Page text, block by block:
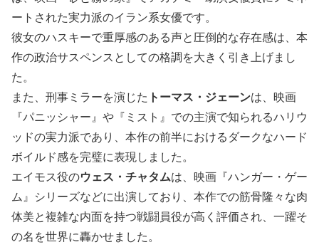
ートされた実力派のイラン系女優です。
彼女のハスキーで重厚感のある声と圧倒的な存在感は、本
作の政治サスペンスとしての格調を大きく引き上げまし
た。
また、刑事ミラーを演じた トーマス・ジェーンは、映画
『パニッシャー』や『ミスト』での主演で知られるハリウ
ッドの実力派であり、本作の前半におけるダークなハード
ボイルド感を完璧に表現しました。
エイモス役のウェス・チャタムは、映画『ハンガー・ゲー
ム』シリーズなどに出演しており、本作での筋骨隆々な肉
体美と複雑な内面を持つ戦闘員役が高く評価され、一躍そ
の名を世界に轟かせました。